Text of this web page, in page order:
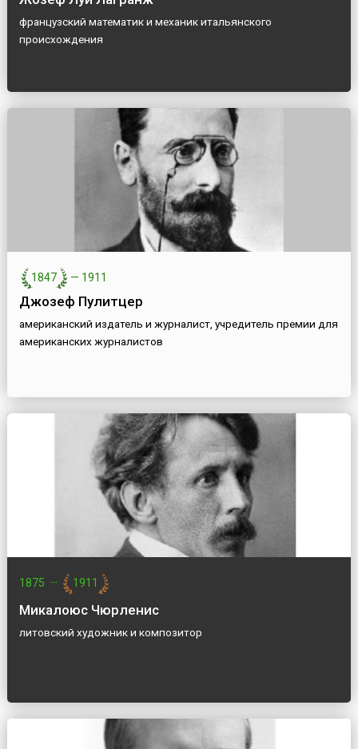
французский математик и механик итальянского
происхождения
1847 — 1911
Джозеф Пулитцер
американский издатель и журналист, учредитель премии для
американских журналистов
1875 — 1911
Микалоюс Чюрленис
литовский художник и композитор